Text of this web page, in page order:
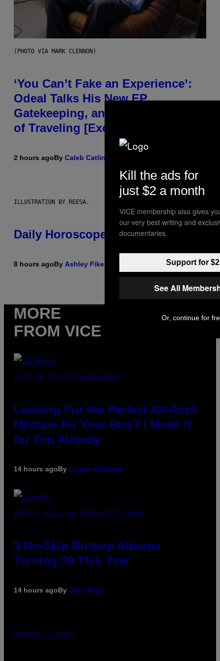
(PHOTO VIA MARK CLENNON)
‘You Can’t Fake an Experience’:
Odeal Talks His New EP,
Gatekeeping, and the Importance
of Traveling [Exclusive]
2 hours agoBy Caleb Catlin
ILLUSTRATION BY REESA.
Daily Horoscope: August 6, 2026
8 hours agoBy Ashley Fike
MORE
FROM VICE
(PHOTO BY MICK HUTSON/REDFERNS)
Looking For the Perfect Alt-Rock
Mixtape for Your Boo? I Made It
for You Already
14 hours agoBy Lauren Boisvert
PHOTO BY NIELS VAN IPEREN/GETTY IMAGES
3 No-Skip Britpop Albums
Turning 30 This Year
14 hours agoBy Dan Milam
COURTESY OF PUFFCO
Kill the ads for
just $2 a month
VICE membership also gives
our very best writing and
documentaries.
Support for $2
See All
Or, continue for